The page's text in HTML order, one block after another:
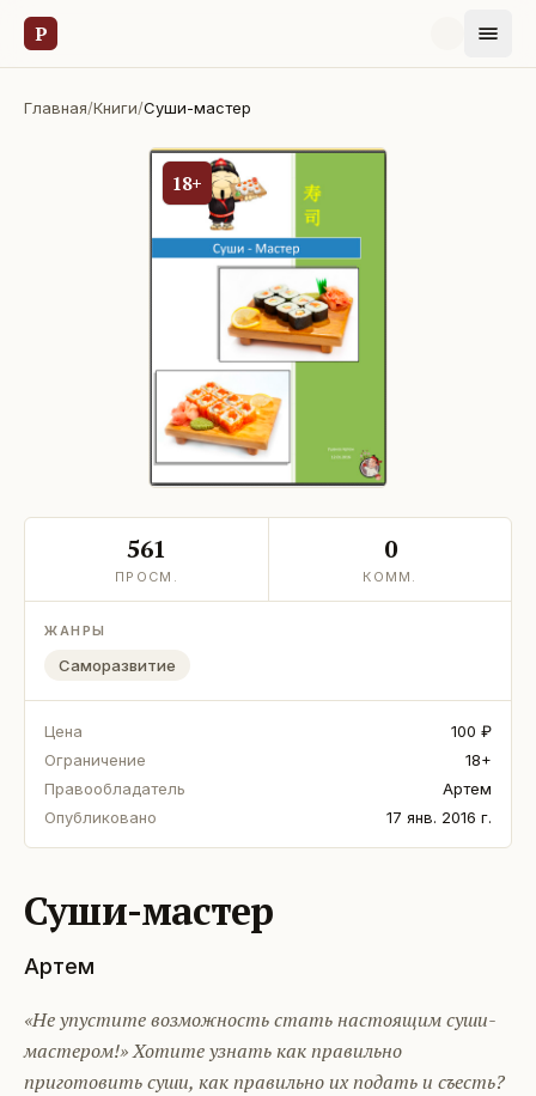
Р
Главная/Книги/Суши-мастер
18+
561
ПРОСМ.
0
КОММ.
ЖАНРЫ
Саморазвитие
Цена
100 ₽
Ограничение
18+
Правообладатель
Артем
Опубликовано
17 янв. 2016 г.
Суши-мастер
Артем
«Не упустите возможность стать настоящим суши-
мастером!» Хотите узнать как правильно
приготовить суши, как правильно их подать и съесть?